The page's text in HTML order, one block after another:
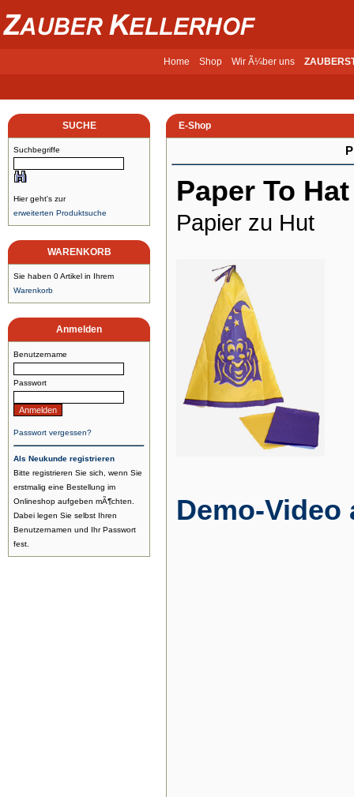
Home Shop Wir Ã¼ber uns
SUCHE
Suchbegriffe
Hier geht's zur
erweiterten Produktsuche
WARENKORB
Sie haben 0 Artikel in Ihrem
Warenkorb
Anmelden
Benutzername
Passwort
Passwort vergessen?
Als Neukunde registrieren
Bitte registrieren Sie sich, wenn Sie
erstmalig eine Bestellung im
Onlineshop aufgeben mÃ¶chten.
Dabei legen Sie selbst Ihren
Benutzernamen und Ihr Passwort
fest.
E-Shop
Paper To
Papier zu Hut
Demo-Video